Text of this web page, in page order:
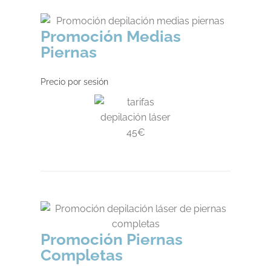
Promoción Medias
Piernas
Precio por sesión
Promoción Piernas
Completas